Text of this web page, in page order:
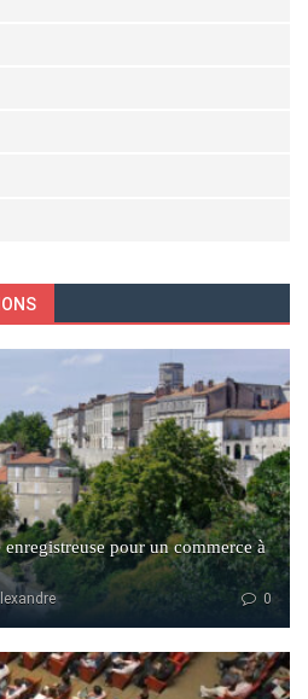
pour un commerce à
0